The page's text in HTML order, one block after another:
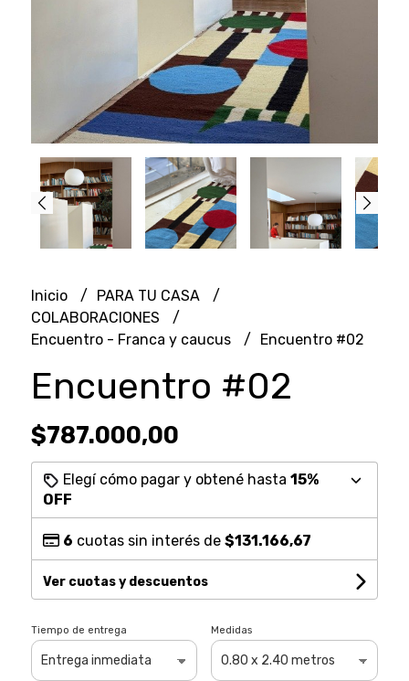
Inicio
PARA TU CASA
COLABORACIONES
Encuentro - Franca y caucus
Encuentro #02
Encuentro #02
$787.000,00
Elegí cómo pagar y obtené hasta 15%
OFF
6 cuotas sin interés de $131.166,67
Ver cuotas y descuentos
Tiempo de entrega Medidas